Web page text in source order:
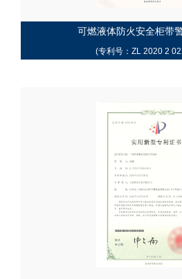
可燃液体防火安全柜带
(专利号：ZL 2020 2